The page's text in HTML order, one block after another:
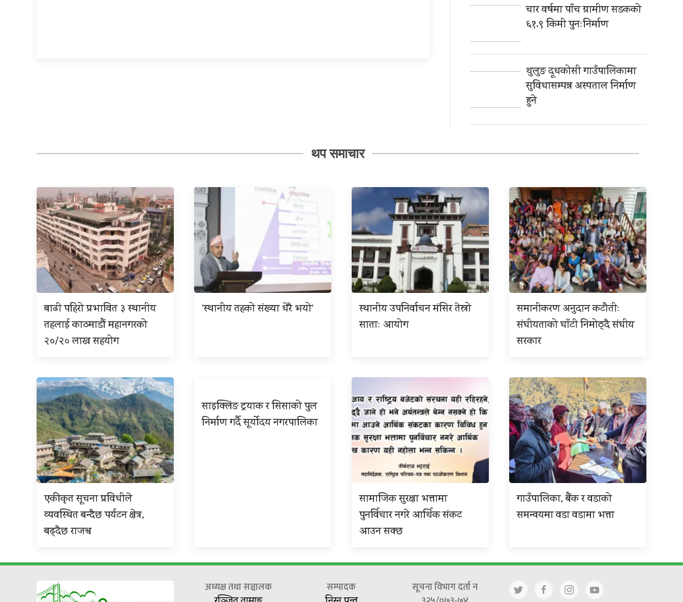
चार वर्षमा पाँच ग्रामीण सडकको
६१.९ किमी पुनःनिर्माण
थुलुङ दूधकोसी गाउँपालिकामा
सुविधासम्पन्न अस्पताल निर्माण
हुने
थप समाचार
बाढी पहिरो प्रभावित ३ स्थानीय
तहलाई काठमाडौं महानगरको
२०/२० लाख सहयोग
‘स्थानीय तहको संख्या धेरै भयो’
स्थानीय उपनिर्वाचन मंसिर तेस्रो
साताः आयोग
समानीकरण अनुदान कटौतीः
संघीयताको घाँटी निमोठ्दै संघीय
सरकार
एकीकृत सूचना प्रविधीले
व्यवस्थित बन्दैछ पर्यटन क्षेत्र,
बढ्दैछ राजश्व
साइक्लिङ ट्रयाक र सिसाको पुल
निर्माण गर्दै सूर्योदय नगरपालिका
सामाजिक सुरक्षा भत्तामा
पुनर्विचार नगरे आर्थिक संकट
आउन सक्छ
गाउँपालिका, बैंक र वडाको
समन्वयमा वडा वडामा भत्ता
अध्यक्ष तथा सञ्चालक
सम्पादक
सूचना विभाग दर्ता न